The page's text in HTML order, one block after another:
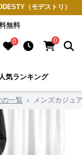
（モデストリ）
無料
0 0
人気ランキング
一覧 › メンズカジュ